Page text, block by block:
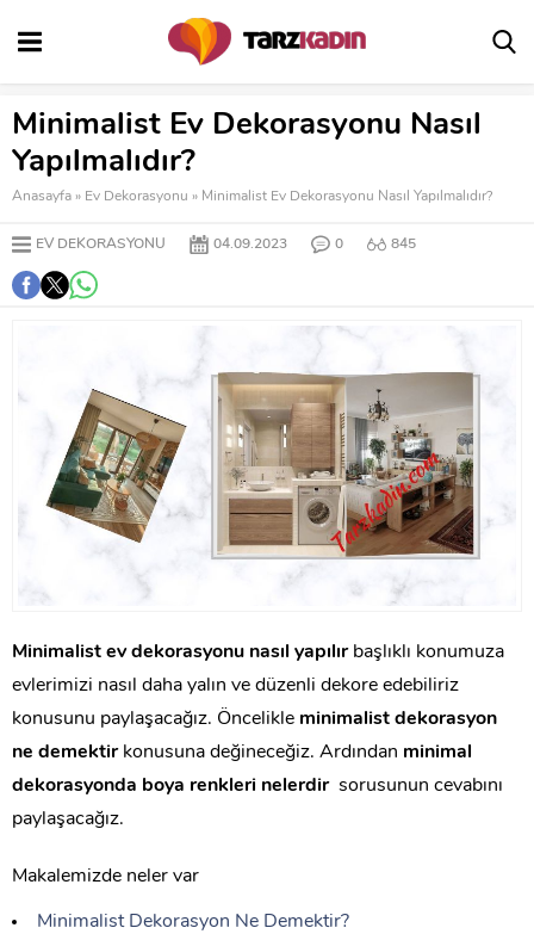
Minimalist Ev Dekorasyonu Nasıl
Yapılmalıdır?
Anasayfa » Ev Dekorasyonu » Minimalist Ev Dekorasyonu Nasıl Yapılmalıdır?
EV DEKORASYONU 04.09.2023 0 845
Minimalist ev dekorasyonu nasıl yapılırbaşlıklı konumuza
evlerimizi nasıl daha yalın ve düzenli dekore edebiliriz
konusunu paylaşacağız. Öncelikle minimalist dekorasyon
ne demektirkonusuna değineceğiz. Ardından minimal
dekorasyonda boya renkleri nelerdirsorusunun cevabını
paylaşacağız.
Makalemizde neler var
Minimalist Dekorasyon Ne Demektir?